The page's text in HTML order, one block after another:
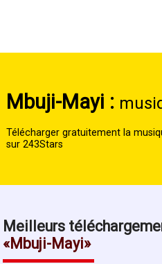
Mbuji-Mayi :
Télécharger gratuitement la
sur 243Stars
Meilleurs
Mbuji-Mayi